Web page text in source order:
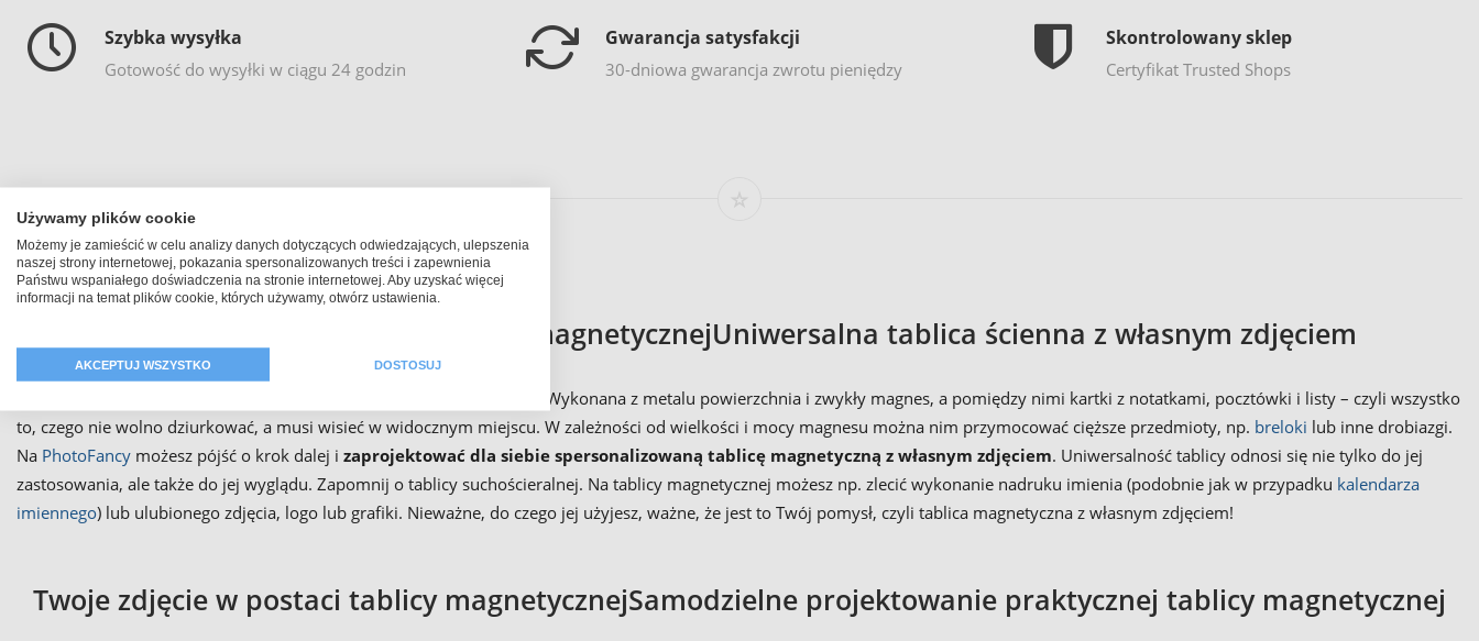
Szybka wysyłka
Gotowość do wysyłki w ciągu 24 godzin
Gwarancja satysfakcji
30-dniowa gwarancja zwrotu pieniędzy
Skontrolowany sklep
Certyfikat Trusted Shops
Twoje zdjęcie w postaci ściany magnetycznejUniwersalna tablica ścienna z własnym zdjęciem
Tablice magnetyczne to sprawdzone przedmioty codziennego użytku. Wykonana z metalu powierzchnia i zwykły magnes, a pomiędzy nimi kartki z notatkami, pocztówki i listy – czyli wszystko
to, czego nie wolno dziurkować, a musi wisieć w widocznym miejscu. W zależności od wielkości i mocy magnesu można nim przymocować cięższe przedmioty, np. breloki lub inne drobiazgi.
Na PhotoFancy możesz pójść o krok dalej i zaprojektować dla siebie spersonalizowaną tablicę magnetyczną z własnym zdjęciem. Uniwersalność tablicy odnosi się nie tylko do jej
zastosowania, ale także do jej wyglądu. Zapomnij o tablicy suchościeralnej. Na tablicy magnetycznej możesz np. zlecić wykonanie nadruku imienia (podobnie jak w przypadku kalendarza
imiennego) lub ulubionego zdjęcia, logo lub grafiki. Nieważne, do czego jej użyjesz, ważne, że jest to Twój pomysł, czyli tablica magnetyczna z własnym zdjęciem!
Twoje zdjęcie w postaci tablicy magnetycznejSamodzielne projektowanie praktycznej tablicy magnetycznej
Używamy plików cookie
Możemy je zamieścić w celu analizy danych dotyczących odwiedzających, ulepszenia
naszej strony internetowej, pokazania spersonalizowanych treści i zapewnienia
Państwu wspaniałego doświadczenia na stronie internetowej. Aby uzyskać więcej
informacji na temat plików cookie, których używamy, otwórz ustawienia.
AKCEPTUJ WSZYSTKO DOSTOSUJ